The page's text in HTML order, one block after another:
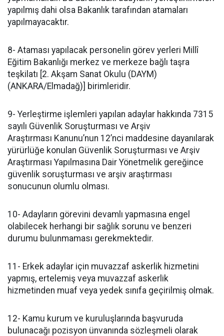
yapılmış dahi olsa Bakanlık tarafından atamaları
yapılmayacaktır.
8- Ataması yapılacak personelin görev yerleri Millî
Eğitim Bakanlığı merkez ve merkeze bağlı taşra
teşkilatı [2. Akşam Sanat Okulu (DAYM)
(ANKARA/Elmadağ)] birimleridir.
9- Yerleştirme işlemleri yapılan adaylar hakkında 7315
sayılı Güvenlik Soruşturması ve Arşiv
Araştırması Kanunu’nun 12’nci maddesine dayanılarak
yürürlüğe konulan Güvenlik Soruşturması ve Arşiv
Araştırması Yapılmasına Dair Yönetmelik gereğince
güvenlik soruşturması ve arşiv araştırması
sonucunun olumlu olması.
10- Adayların görevini devamlı yapmasına engel
olabilecek herhangi bir sağlık sorunu ve benzeri
durumu bulunmaması gerekmektedir.
11- Erkek adaylar için muvazzaf askerlik hizmetini
yapmış, ertelemiş veya muvazzaf askerlik
hizmetinden muaf veya yedek sınıfa geçirilmiş olmak.
12- Kamu kurum ve kuruluşlarında başvuruda
bulunacağı pozisyon ünvanında sözleşmeli olarak